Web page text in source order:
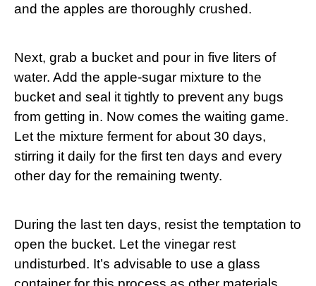
and the apples are thoroughly crushed.
Next, grab a bucket and pour in five liters of
water. Add the apple-sugar mixture to the
bucket and seal it tightly to prevent any bugs
from getting in. Now comes the waiting game.
Let the mixture ferment for about 30 days,
stirring it daily for the first ten days and every
other day for the remaining twenty.
During the last ten days, resist the temptation to
open the bucket. Let the vinegar rest
undisturbed. It’s advisable to use a glass